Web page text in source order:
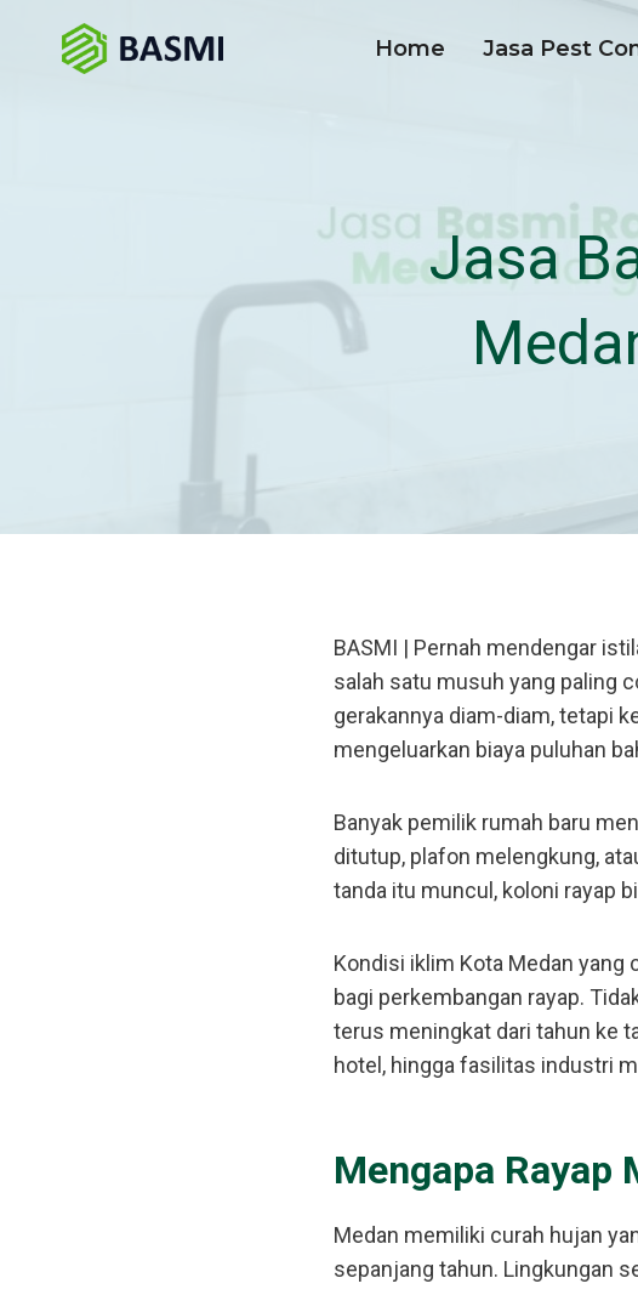
Home Jasa Pest
Jasa
BASMI | Pernah mendengar
salah satu musuh yang paling
gerakannya diam-diam, tetapi
mengeluarkan biaya puluhan
Banyak pemilik rumah baru
ditutup, plafon melengkung,
tanda itu muncul, koloni rayap
Kondisi iklim Kota Medan yang
bagi perkembangan rayap.
terus meningkat dari tahun ke
hotel, hingga fasilitas industri
Mengapa Rayap
Medan memiliki curah hujan
sepanjang tahun. Lingkungan